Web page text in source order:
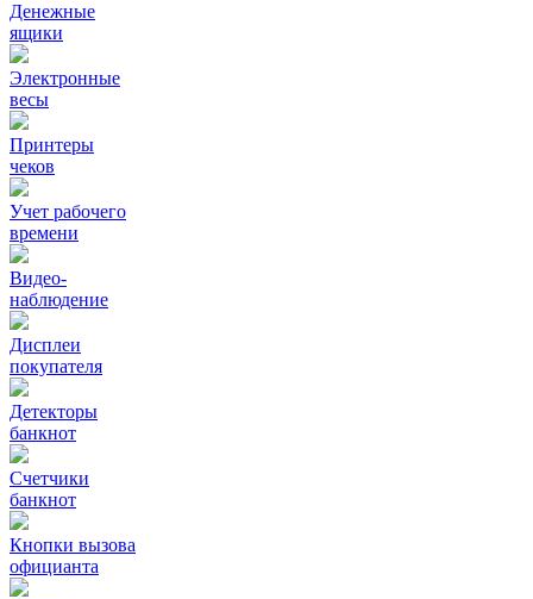
Денежные
ящики
Электронные
весы
Принтеры
чеков
Учет рабочего
времени
Видео‑
наблюдение
Дисплеи
покупателя
Детекторы
банкнот
Счетчики
банкнот
Кнопки вызова
официанта